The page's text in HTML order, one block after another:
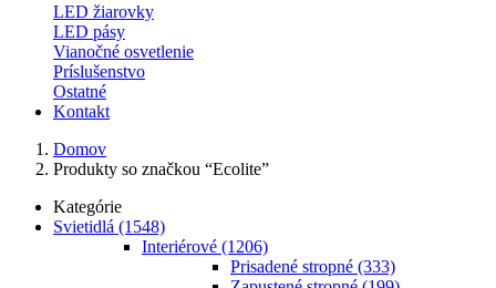
LED žiarovky
LED pásy
Vianočné osvetlenie
Príslušenstvo
Ostatné
Kontakt
Domov
Produkty so značkou “Ecolite”
Kategórie
Svietidlá (1548)
Interiérové (1206)
Prisadené stropné (333)